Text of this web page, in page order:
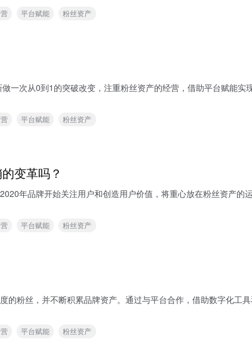
平台赋能
粉丝资产
一次从0到1的突破改变，注重粉丝资产的经营，借助平台赋能
平台赋能
粉丝资产
变革吗？
年品牌开始关注用户和创造用户价值，将重心放在粉丝资产的
平台赋能
粉丝资产
的粉丝，并不断积累品牌资产。通过与平台合作，借助数字化工
平台赋能
粉丝资产